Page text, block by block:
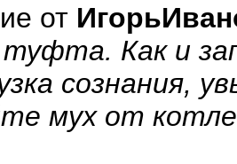
от
туфта. Как и
сознания,
мух от